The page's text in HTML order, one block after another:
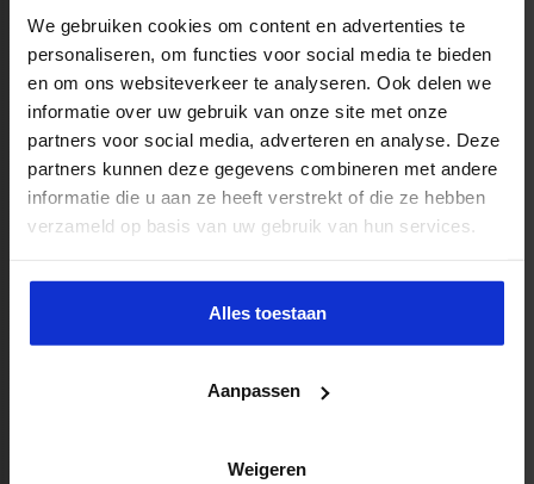
We gebruiken cookies om content en advertenties te
personaliseren, om functies voor social media te bieden
en om ons websiteverkeer te analyseren. Ook delen we
informatie over uw gebruik van onze site met onze
partners voor social media, adverteren en analyse. Deze
partners kunnen deze gegevens combineren met andere
informatie die u aan ze heeft verstrekt of die ze hebben
verzameld op basis van uw gebruik van hun services.
Alles toestaan
Aanpassen
Weigeren
Een sterke subsidieaanvraag voor incompany trainingen
is kort, volledig en bewijsbaar. Richt je proces als volgt in:
Bepaal leerdoelen en impactop organisatieniveau
en teamniveau, inclusief meetpunten zoals
toetsresultaten, verzuim of doorstroom.
Kies het passende subsidieloketop basis van
erkende experts en praktijkgerichte modules die
Maak een sluitende begroting en planning
Borg administratie en bewijs